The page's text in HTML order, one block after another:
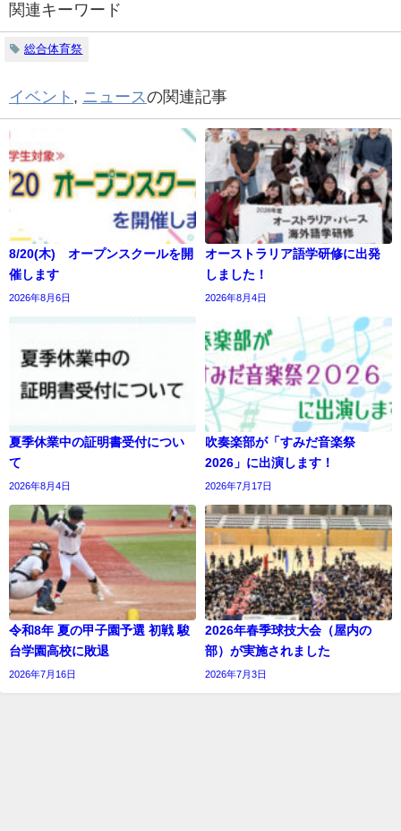
関連キーワード
総合体育祭
イベント ニュース の関連記事
8/20(木) オープンスクールを開
催します
2026年8月6日
オーストラリア語学研修に出発
しました！
2026年8月4日
夏季休業中の証明書受付につい
て
2026年8月4日
吹奏楽部が「すみだ音楽祭
2026」に出演します！
2026年7月17日
令和8年 夏の甲子園予選 初戦 駿
台学園高校に敗退
2026年7月16日
2026年春季球技大会（屋内の
部）が実施されました
2026年7月3日